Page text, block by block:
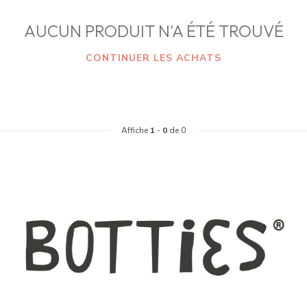
AUCUN PRODUIT N'A ÉTÉ TROUVÉ
CONTINUER LES ACHATS
Affiche 1 - 0 de 0